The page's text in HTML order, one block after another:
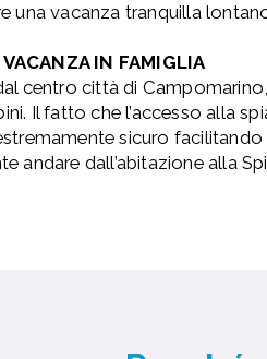
una vacanza tranquilla
VACANZA IN FAMIGLIA
centro città di
Il fatto che l’accesso alla
sicuro
andare dall’abitazione alla